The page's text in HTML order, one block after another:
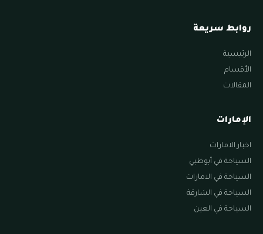
روابط سريعة
الرئيسية
الأقسام
المقالات
الإمارات
اخبار الامارات
السياحة في أبوظبي
السياحة في الامارات
السياحة في الشارقة
السياحة في العين